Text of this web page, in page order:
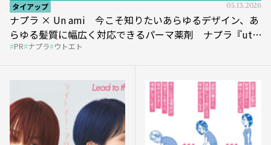
タイアップ 05.13.2026
ナプラ × Un ami 今こそ知りたいあらゆるデザイン、あ
らゆる髪質に幅広く対応できるパーマ薬剤 ナプラ『ut-
et』
PR ナプラ ウトエト